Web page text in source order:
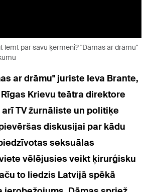
lemt par savu ķermeni? "Dāmas ar drāmu"
ar drāmu" juriste Ieva Brante,
Krievu teātra direktore
arīTV žurnāliste un politiķe
diskusijai par kādu
seksuālas
vēlējusies veikt ķirurģisku
to liedzis Latvijā spēkā